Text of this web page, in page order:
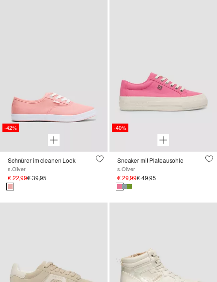
-42%
Schnürer im cleanen Look
s.Oliver
€ 22,99€ 39,95
-40%
Sneaker mit Plateausohle
s.Oliver
€ 29,99€ 49,95